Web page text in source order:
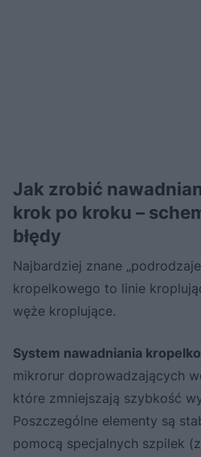
Jak zrobić
krok po kroku –
błędy
Najbardziej znane
kropelkowego to linie
węże kroplujące.
System nawadniania
mikrorur doprowadzających
które zmniejszają szybkość
Poszczególne elementy są
pomocą specjalnych szpilek